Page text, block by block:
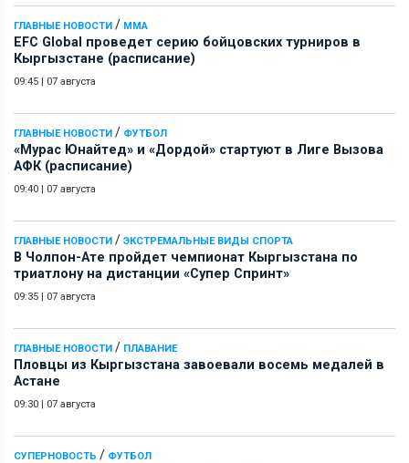
ГЛАВНЫЕ НОВОСТИ / ММА
EFC Global проведет серию бойцовских турниров в
Кыргызстане (расписание)
09:45 | 07 августа
ГЛАВНЫЕ НОВОСТИ / ФУТБОЛ
«Мурас Юнайтед» и «Дордой» стартуют в Лиге Вызова
АФК (расписание)
09:40 | 07 августа
ГЛАВНЫЕ НОВОСТИ / ЭКСТРЕМАЛЬНЫЕ ВИДЫ СПОРТА
В Чолпон-Ате пройдет чемпионат Кыргызстана по
триатлону на дистанции «Супер Спринт»
09:35 | 07 августа
ГЛАВНЫЕ НОВОСТИ / ПЛАВАНИЕ
Пловцы из Кыргызстана завоевали восемь медалей в
Астане
09:30 | 07 августа
СУПЕРНОВОСТЬ / ФУТБОЛ